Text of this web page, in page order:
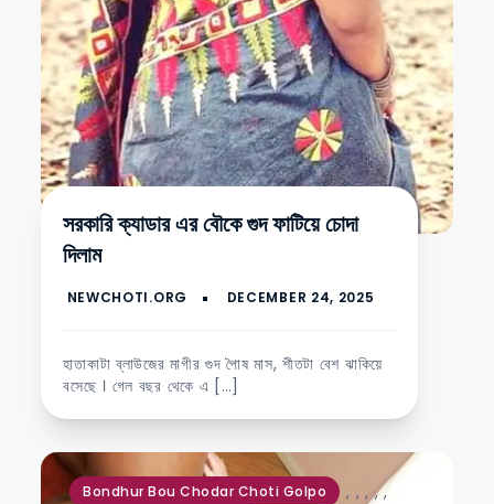
সরকারি ক্যাডার এর বৌকে গুদ ফাটিয়ে চোদা
দিলাম
হাতাকাটা ব্লাউজের মাগীর গুদ পৈাষ মাস, শীতটা বেশ ঝাকিয়ে
বসেছে । গেল বছর থেকে এ […]
Bondhur Bou Chodar Choti Golpo , ,,,,